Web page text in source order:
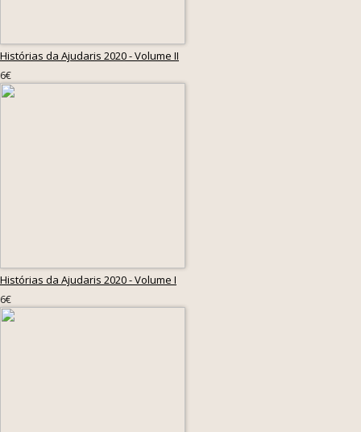
Histórias da Ajudaris 2020 - Volume II
6€
Histórias da Ajudaris 2020 - Volume I
6€